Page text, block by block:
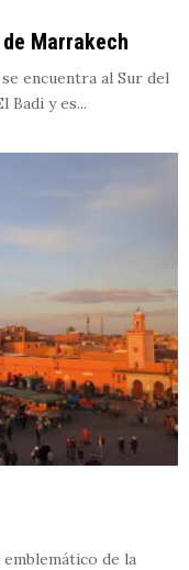
Marrakech
encuentra al Sur del
Badi y es...
emblemático de la